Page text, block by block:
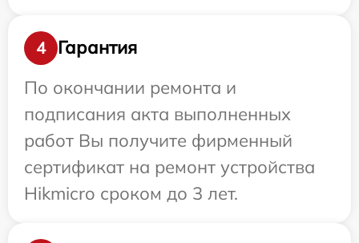
4
Гарантия
По окончании ремонта и
подписания акта выполненных
работ Вы получите фирменный
сертификат на ремонт устройства
Hikmicro сроком до 3 лет.